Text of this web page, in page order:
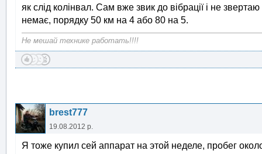
як слід колінвал. Сам вже звик до вібрації і не
немає, порядку 50 км на 4 або 80 на 5.
Не мешай технике работать!!!!
brest777
19.08.2012 р.
Я тоже купил сей аппарат на этой неделе, пробег